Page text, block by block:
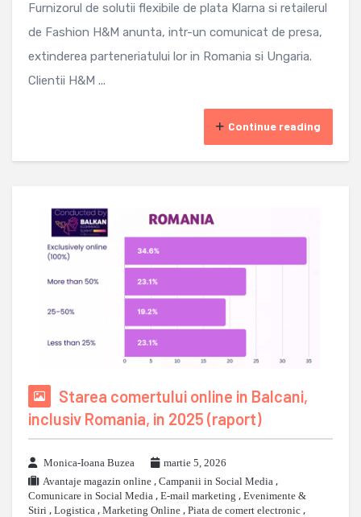
Furnizorul de solutii flexibile de plata Klarna si retailerul
de Fashion H&M anunta, intr-un comunicat de presa,
extinderea parteneriatului lor in Romania si Ungaria.
Clientii H&M ...
Continue reading
Starea comertului online in Balcani,
inclusiv Romania, in 2025 (raport)
Monica-Ioana Buzea
martie 5, 2026
Avantaje magazin online , Campanii in Social Media ,
Comunicare in Social Media , E-mail marketing , Evenimente &
Stiri , Logistica , Marketing Online , Piata de comert electronic ,